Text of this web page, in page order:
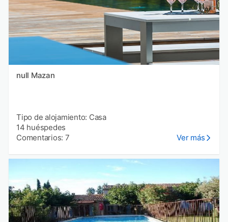
null Mazan
Tipo de alojamiento: Casa
14 huéspedes
Comentarios: 7
Ver más